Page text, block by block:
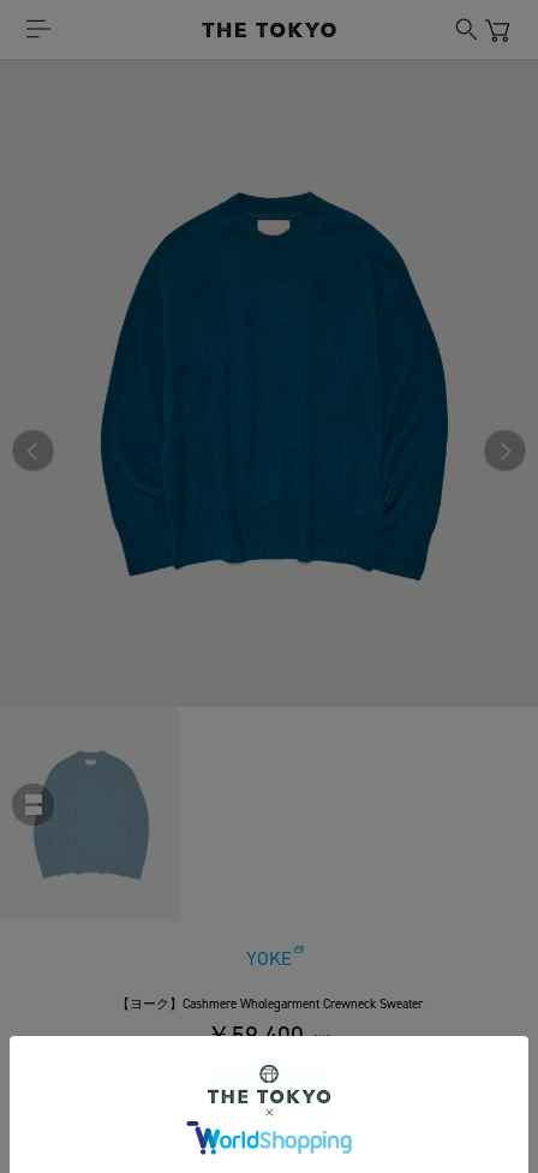
YOKE
【ヨーク】Cashmere Wholegarment Crewneck Sweater
￥59,400税込
540ポイント付与
カラー